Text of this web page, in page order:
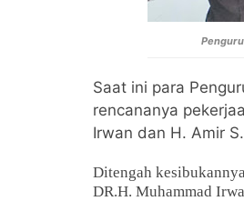
Saat ini para
rencananya
Irwan dan H. Amir
Ditengah
DR.H. Muhammad